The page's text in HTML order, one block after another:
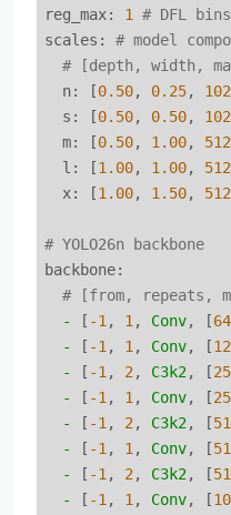
reg_max:
1 # DFL bins
scales:
# model
# [depth, width,
n:
[0.50, 0.25,
s:
[0.50, 0.50,
m:
[0.50, 1.00, 512
l:
[1.00, 1.00, 512
x:
[1.00, 1.50, 512
# YOLO26n backbone
backbone:
# [from, repeats,
-
[ -1, 1, Conv, [64
-
[ -1, 1, Conv, [
-
[ -1, 2, C3k2, [
-
[ -1, 1, Conv, [
-
[ -1, 2, C3k2, [
-
[ -1, 1, Conv, [
-
[ -1, 2, C3k2, [
-
[ -1, 1, Conv, [